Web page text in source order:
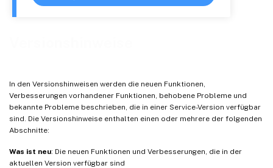
In den Versionshinweisen werden die neuen Funktionen,
Verbesserungen vorhandener Funktionen, behobene Probleme und
bekannte Probleme beschrieben, die in einer Service-Version verfügbar
sind. Die Versionshinweise enthalten einen oder mehrere der folgenden
Abschnitte:
Was ist neu: Die neuen Funktionen und Verbesserungen, die in der
aktuellen Version verfügbar sind
V23.09.1 (07. September 2023)
V23.08.1 (24. August 2023)
23.7.6 EPA-Client für macOS (10. August 2023)
V23.06.1 (07. Juni 2023)